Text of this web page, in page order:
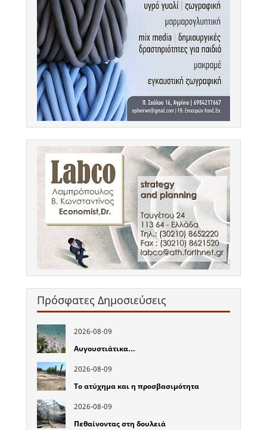
Πρόσφατες Δημοσιεύσεις
2026-08-09
Αυγουστιάτικα…
2026-08-09
Το ατύχημα και η προσβασιμότητα
2026-08-09
Πεθαίνοντας στη δουλειά